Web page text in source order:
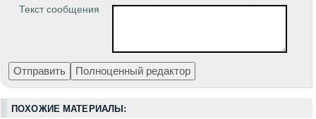
Текст сообщения
ПОХОЖИЕ МАТЕРИАЛЫ: